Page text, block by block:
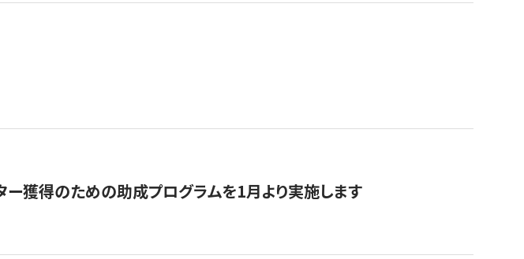
ー獲得のための助成プログラムを1月より実施します